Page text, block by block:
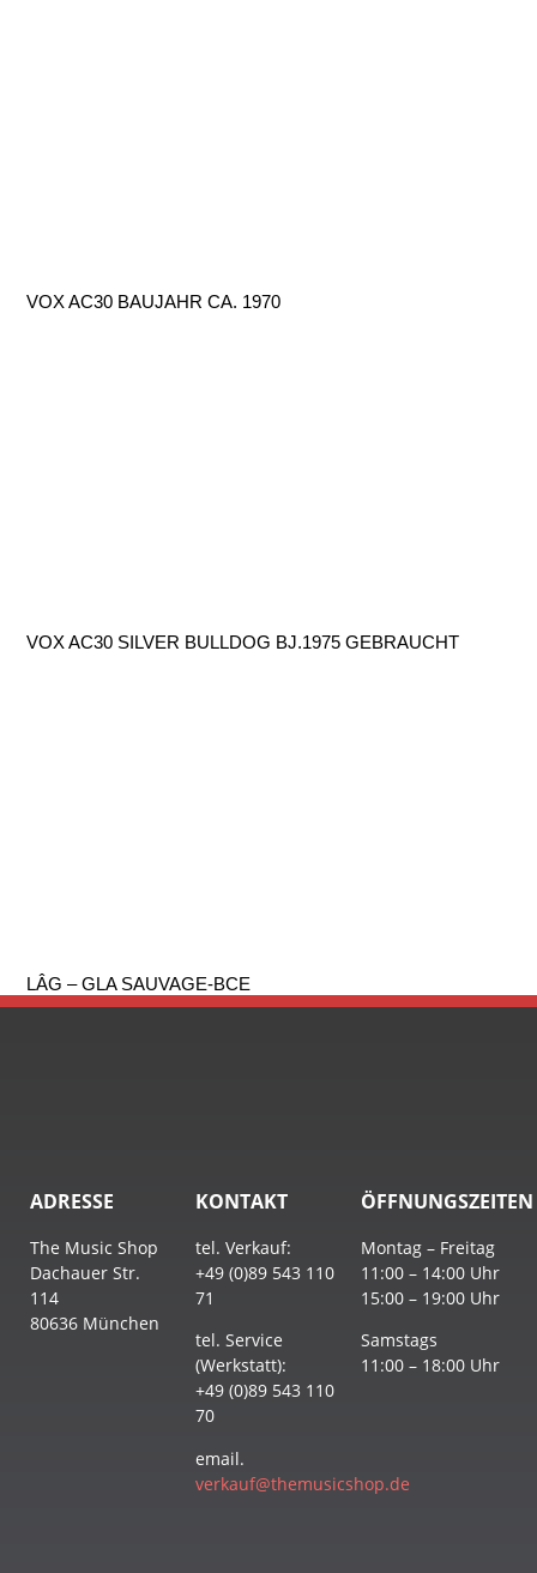
VOX AC30 BAUJAHR CA. 1970
VOX AC30 SILVER BULLDOG BJ.1975 GEBRAUCHT
LÂG – GLA SAUVAGE-BCE
ADRESSE
The Music Shop
Dachauer Str.
114
80636 München
KONTAKT
tel. Verkauf:
+49 (0)89 543 110
71
tel. Service
(Werkstatt):
+49 (0)89 543 110
70
email.
verkauf@themusicshop.de
ÖFFNUNGSZEITEN
Montag – Freitag
11:00 – 14:00 Uhr
15:00 – 19:00 Uhr
Samstags
11:00 – 18:00 Uhr